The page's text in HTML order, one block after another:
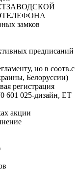
замков
предписаний
но в соотв.с
Белоруссии)
регистрация
601 025-дизайн, ET
акции